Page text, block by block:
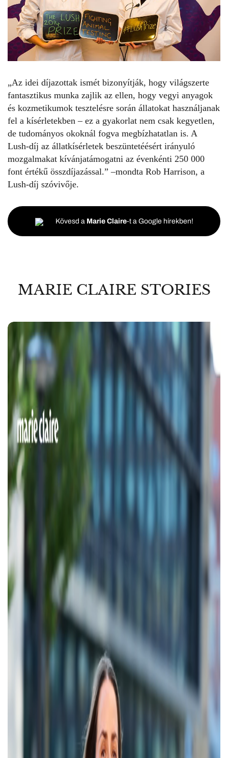
„Az idei díjazottak ismét bizonyítják, hogy világszerte
fantasztikus munka zajlik az ellen, hogy vegyi anyagok
és kozmetikumok tesztelésre során állatokat használjanak
fel a kísérletekben – ez a gyakorlat nem csak kegyetlen,
de tudományos okoknál fogva megbízhatatlan is. A
Lush-díj az állatkísérletek beszüntetéésért irányuló
mozgalmakat kívánjatámogatni az évenkénti 250 000
font értékű összdíjazással.” –mondta Rob Harrison, a
Lush-díj szóvivője.
Kövesd a Marie Claire-t a Google hírekben!
MARIE CLAIRE STORIES